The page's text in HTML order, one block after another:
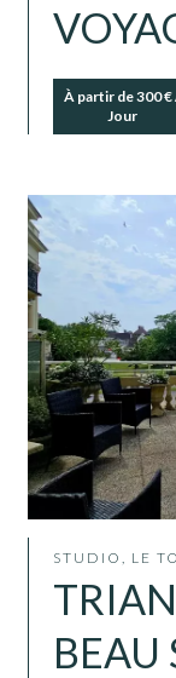
À partir de 300 €
Jour
STUDIO, LE
BEAU